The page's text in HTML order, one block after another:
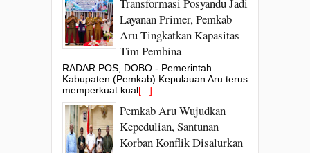
Transformasi Posyandu Jadi
Layanan Primer, Pemkab
Aru Tingkatkan Kapasitas
Tim Pembina
RADAR POS, DOBO - Pemerintah
Kabupaten (Pemkab) Kepulauan Aru terus
memperkuat kual[...]
Pemkab Aru Wujudkan
Kepedulian, Santunan
Korban Konflik Disalurkan